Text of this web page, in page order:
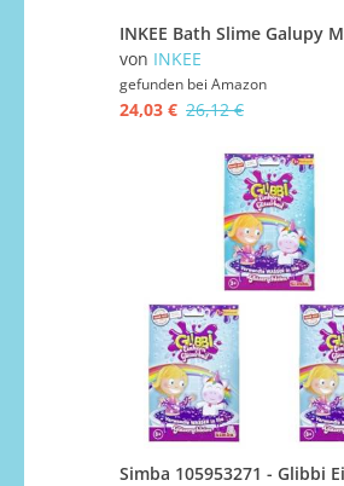
von INKEE
gefunden bei Amazon
24,03 € 26,12 €